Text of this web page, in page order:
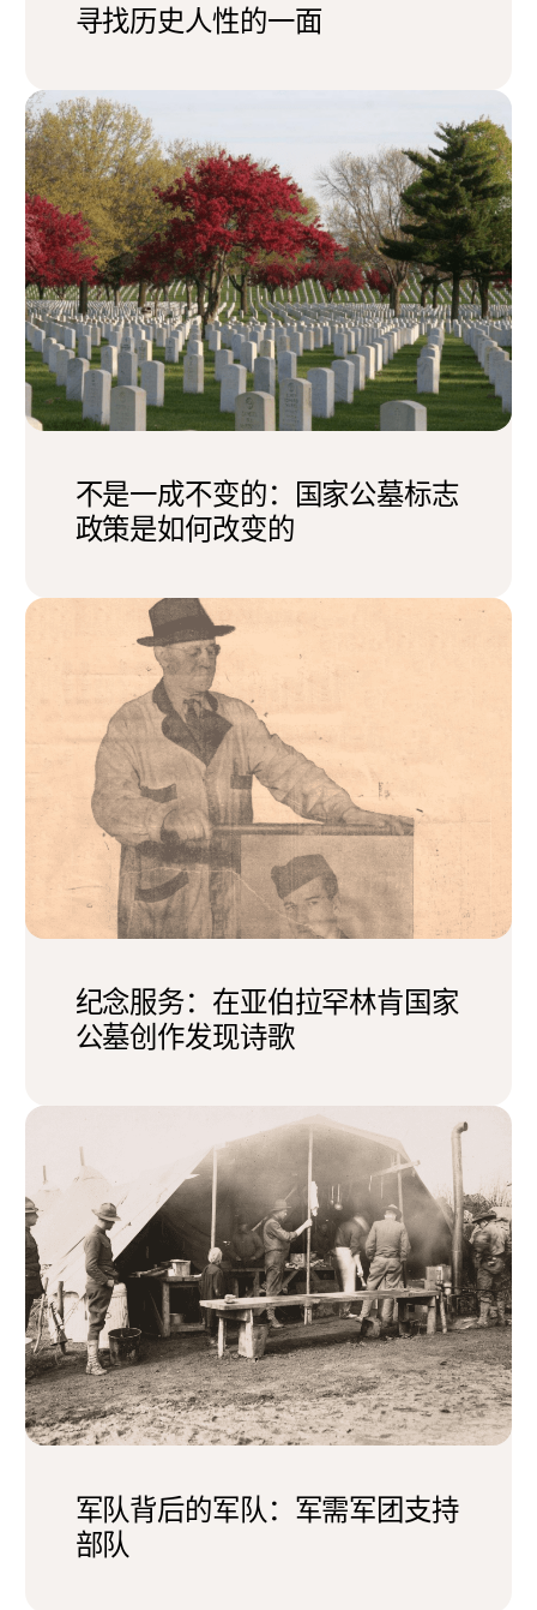
寻找历史人性的一面
不是一成不变的：国家公墓标志
政策是如何改变的
纪念服务：在亚伯拉罕林肯国家
公墓创作发现诗歌
军队背后的军队：军需军团支持
部队